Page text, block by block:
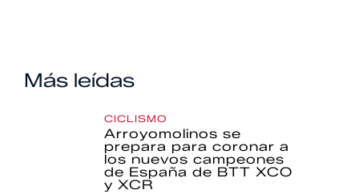
Más leídas
CICLISMO
Arroyomolinos se
prepara para coronar a
los nuevos campeones
de España de BTT XCO
y XCR